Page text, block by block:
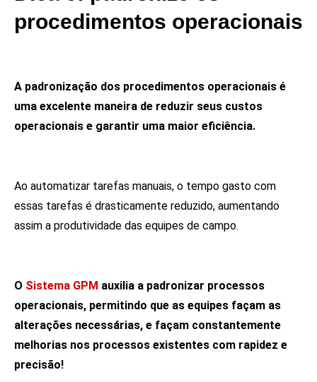
procedimentos operacionais
A padronização dos procedimentos operacionais é
uma excelente maneira de reduzir seus custos
operacionais e garantir uma maior eficiência.
Ao automatizar tarefas manuais, o tempo gasto com
essas tarefas é drasticamente reduzido, aumentando
assim a produtividade das equipes de campo.
O Sistema GPM auxilia a padronizar processos
operacionais, permitindo que as equipes façam as
alterações necessárias, e façam constantemente
melhorias nos processos existentes com rapidez e
precisão!